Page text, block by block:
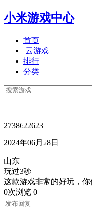
小米游戏中心
首页
云游戏
排行
分类
2738622623
2024年06月28日
山东
玩过3秒
这款游戏非常的好玩，你
0次浏览 0